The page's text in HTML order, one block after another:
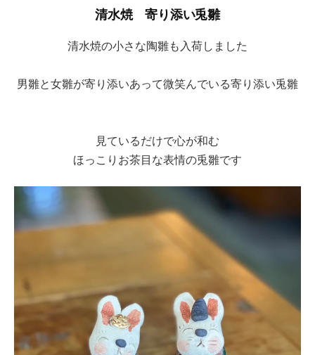
清水焼 寄り添い兎雛
清水焼の小さな陶雛も入荷しました
男雛と女雛が寄り添いあって微笑んでいる寄り添い兎雛
見ているだけで心が和む
ほっこりお茶目な表情の兎雛です